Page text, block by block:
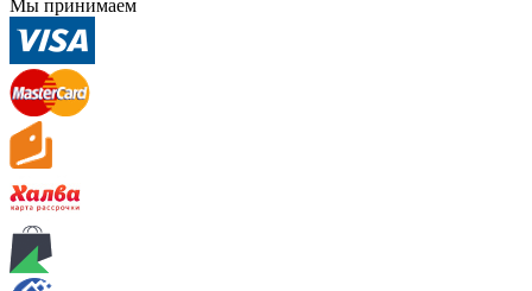
Мы принимаем